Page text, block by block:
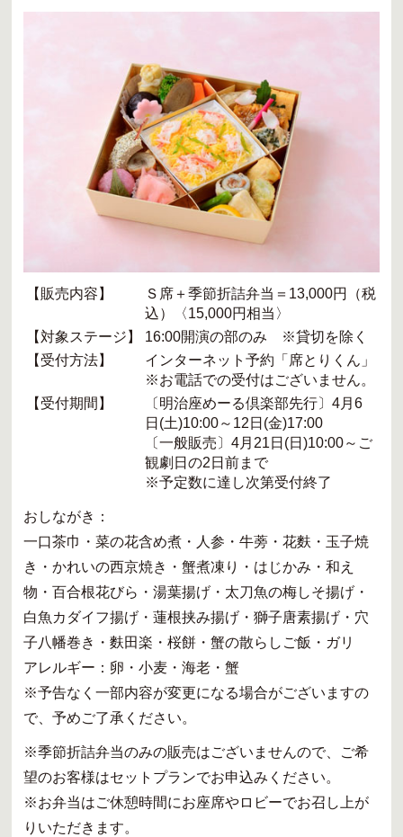
【販売内容】
Ｓ席＋季節折詰弁当＝13,000円（税
込）〈15,000円相当〉
【対象ステージ】
16:00開演の部のみ ※貸切を除く
【受付方法】
インターネット予約「席とりくん」
※お電話での受付はございません。
【受付期間】
〔明治座めーる倶楽部先行〕4月6
日(土)10:00～12日(金)17:00
〔一般販売〕4月21日(日)10:00～ご
観劇日の2日前まで
※予定数に達し次第受付終了
おしながき：
一口茶巾・菜の花含め煮・人参・牛蒡・花麩・玉子焼
き・かれいの西京焼き・蟹煮凍り・はじかみ・和え
物・百合根花びら・湯葉揚げ・太刀魚の梅しそ揚げ・
白魚カダイフ揚げ・蓮根挟み揚げ・獅子唐素揚げ・穴
子八幡巻き・麩田楽・桜餅・蟹の散らしご飯・ガリ
アレルギー：卵・小麦・海老・蟹
※予告なく一部内容が変更になる場合がございますの
で、予めご了承ください。
※季節折詰弁当のみの販売はございませんので、ご希
望のお客様はセットプランでお申込みください。
※お弁当はご休憩時間にお座席やロビーでお召し上が
りいただきます。